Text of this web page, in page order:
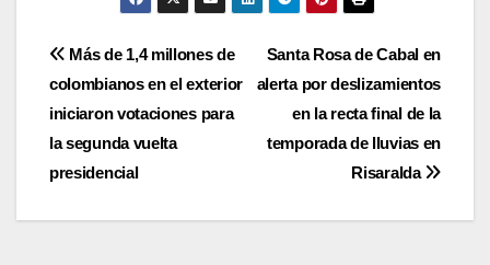
Navegación
de
entradas
Santa Rosa de Cabal en
alerta por deslizamientos
en la recta final de la
temporada de lluvias en
Risaralda
Más de 1,4 millones de
colombianos en el exterior
iniciaron votaciones para
la segunda vuelta
presidencial